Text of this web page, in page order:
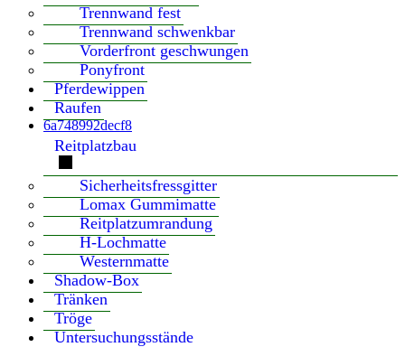
Trennwand fest
Trennwand schwenkbar
Vorderfront geschwungen
Ponyfront
Pferdewippen
Raufen
6a748992decf8
Reitplatzbau
Sicherheitsfressgitter
Lomax Gummimatte
Reitplatzumrandung
H-Lochmatte
Westernmatte
Shadow-Box
Tränken
Tröge
Untersuchungsstände